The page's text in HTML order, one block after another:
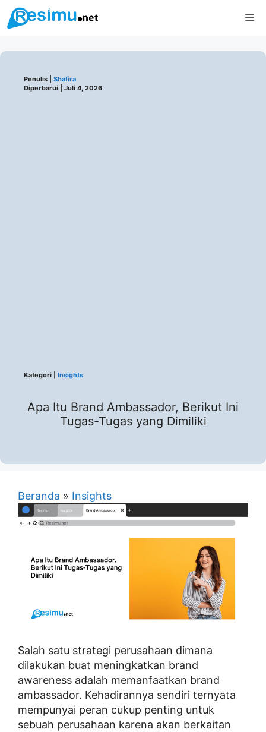
Langsung
ke
Penulis | Shafira
Diperbarui | Juli 4, 2026
Kategori | Insights
Apa Itu Brand Ambassador, Berikut Ini
Tugas-Tugas yang Dimiliki
Beranda » Insights
Salah satu strategi perusahaan dimana
dilakukan buat meningkatkan brand
awareness adalah memanfaatkan brand
ambassador. Kehadirannya sendiri ternyata
mempunyai peran cukup penting untuk
sebuah perusahaan karena akan berkaitan